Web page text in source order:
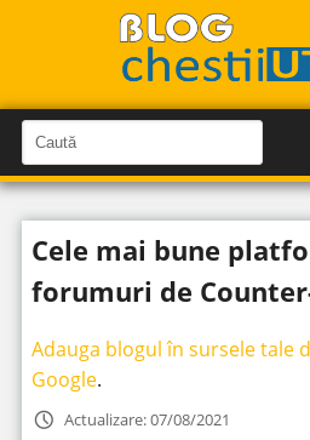
a
u
t
C
a
u
î
n
i
t
Cele mai bune
forumuri de
Adauga blogul în sursele tale
Google.
Actualizare: 07/08/2021